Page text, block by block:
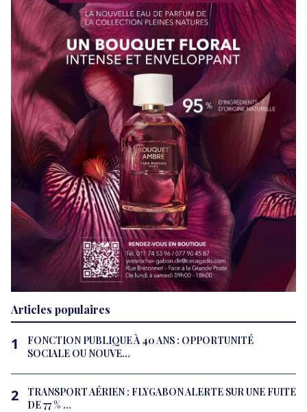
Articles populaires
1
FONCTION PUBLIQUE À 40 ANS : OPPORTUNITÉ
SOCIALE OU NOUVE...
2
TRANSPORT AÉRIEN : FLYGABON ALERTE SUR UNE FUITE
DE 77 % ...